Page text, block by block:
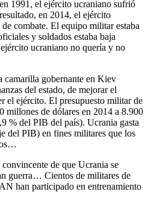
1991, el ejército ucraniano sufrió
en 2014, el ejército
combate. El equipo militar estaba
y soldados estaba baja
ucraniano no quería y no
camarilla gobernante en Kiev
del estado, de mejorar el
el ejército. El presupuesto militar de
millones de dólares en 2014 a 8.900
% del PIB del país). Ucrania gasta
del PIB) en fines militares que los
de que Ucrania se
guerra… Cientos de militares de
han participado en entrenamiento